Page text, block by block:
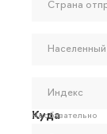
Страна
Населенный
Индекс
Необязательно
Куда